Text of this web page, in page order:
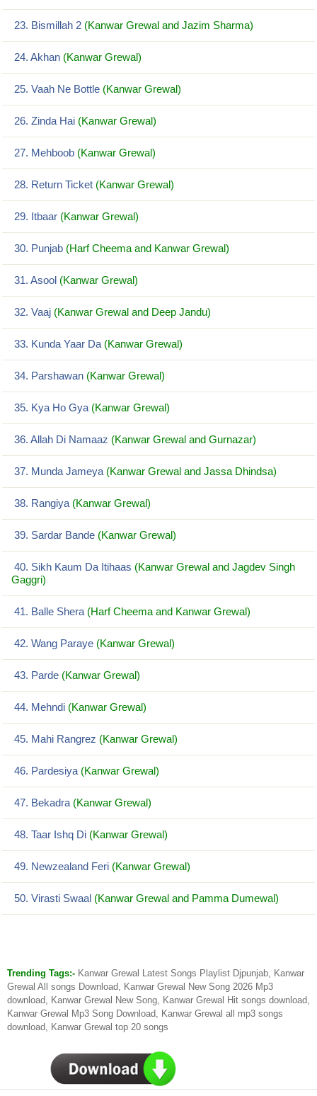
23. Bismillah 2 (Kanwar Grewal and Jazim Sharma)
24. Akhan (Kanwar Grewal)
25. Vaah Ne Bottle (Kanwar Grewal)
26. Zinda Hai (Kanwar Grewal)
27. Mehboob (Kanwar Grewal)
28. Return Ticket (Kanwar Grewal)
29. Itbaar (Kanwar Grewal)
30. Punjab (Harf Cheema and Kanwar Grewal)
31. Asool (Kanwar Grewal)
32. Vaaj (Kanwar Grewal and Deep Jandu)
33. Kunda Yaar Da (Kanwar Grewal)
34. Parshawan (Kanwar Grewal)
35. Kya Ho Gya (Kanwar Grewal)
36. Allah Di Namaaz (Kanwar Grewal and Gurnazar)
37. Munda Jameya (Kanwar Grewal and Jassa Dhindsa)
38. Rangiya (Kanwar Grewal)
39. Sardar Bande (Kanwar Grewal)
40. Sikh Kaum Da Itihaas (Kanwar Grewal and Jagdev Singh
Gaggri)
41. Balle Shera (Harf Cheema and Kanwar Grewal)
42. Wang Paraye (Kanwar Grewal)
43. Parde (Kanwar Grewal)
44. Mehndi (Kanwar Grewal)
45. Mahi Rangrez (Kanwar Grewal)
46. Pardesiya (Kanwar Grewal)
47. Bekadra (Kanwar Grewal)
48. Taar Ishq Di (Kanwar Grewal)
49. Newzealand Feri (Kanwar Grewal)
50. Virasti Swaal (Kanwar Grewal and Pamma Dumewal)
Trending Tags:- Kanwar Grewal Latest Songs Playlist Djpunjab, Kanwar
Grewal All songs Download, Kanwar Grewal New Song 2026 Mp3
download, Kanwar Grewal New Song, Kanwar Grewal Hit songs download,
Kanwar Grewal Mp3 Song Download, Kanwar Grewal all mp3 songs
download, Kanwar Grewal top 20 songs